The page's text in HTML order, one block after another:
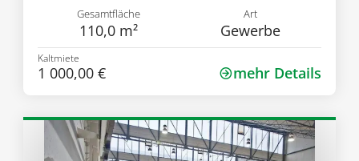
Gesamtfläche
110,0 m²
Art
Gewerbe
Kaltmiete
1 000,00 € mehr Details